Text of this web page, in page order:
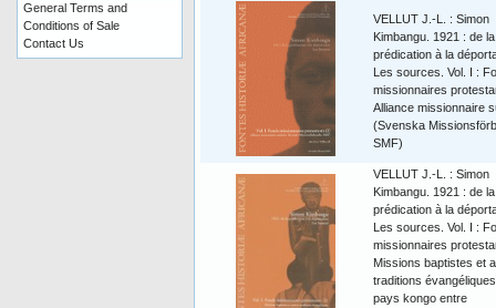
VELLUT J.-L. : Simon
Kimbangu. 1921 : de la
prédication à la
Les sources. Vol. I :
missionnaires
Alliance missionnaire
(Svenska
SMF)
VELLUT J.-L. : Simon
Kimbangu. 1921 : de la
prédication à la
Les sources. Vol. I :
missionnaires
Missions baptistes et
traditions
pays kongo entre
General Terms and
Conditions of Sale
Contact Us